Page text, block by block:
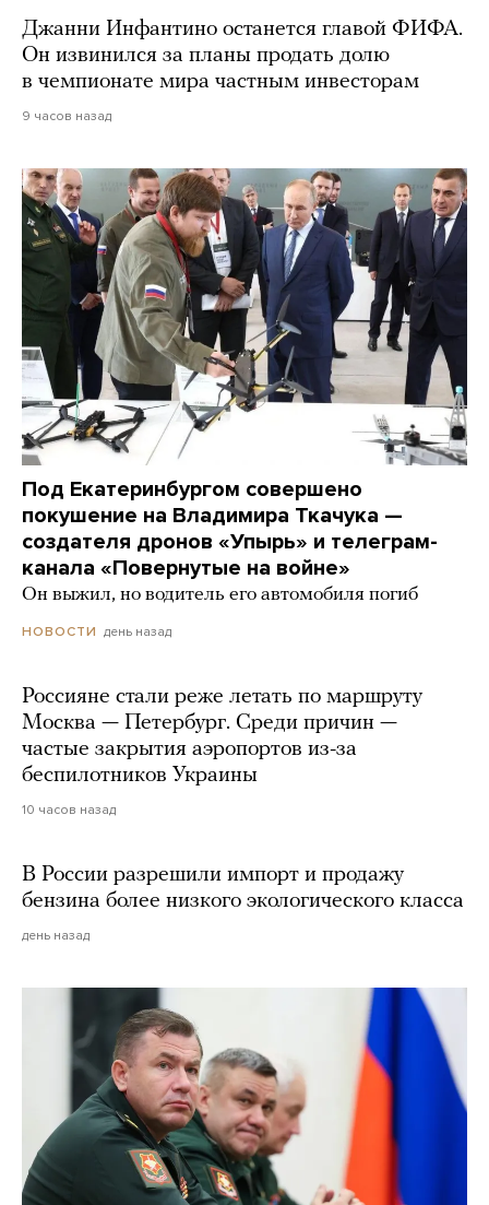
Джанни Инфантино останется главой ФИФА.
Он извинился за планы продать долю
в чемпионате мира частным инвесторам
9 часов назад
Под Екатеринбургом совершено
покушение на Владимира Ткачука —
создателя дронов «Упырь» и телеграм-
канала «Повернутые на войне»
Он выжил, но водитель его автомобиля погиб
НОВОСТИ день назад
Россияне стали реже летать по маршруту
Москва — Петербург. Среди причин —
частые закрытия аэропортов из-за
беспилотников Украины
10 часов назад
В России разрешили импорт и продажу
бензина более низкого экологического класса
день назад